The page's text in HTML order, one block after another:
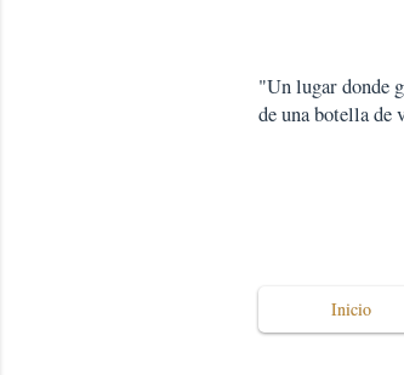
"Un lugar donde
de una botella
Inicio